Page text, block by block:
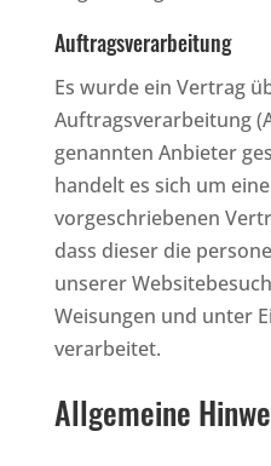
Auftragsverarbeitung
Es wurde ein Vertrag
Auftragsverarbeitung
genannten Anbieter
handelt es sich um
vorgeschriebenen
dass dieser die
unserer
Weisungen und unter
verarbeitet.
Allgemeine